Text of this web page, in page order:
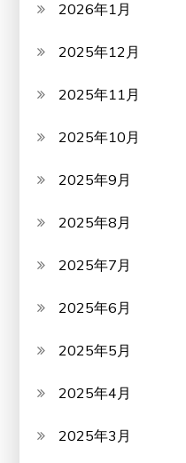
2026年1月
2025年12月
2025年11月
2025年10月
2025年9月
2025年8月
2025年7月
2025年6月
2025年5月
2025年4月
2025年3月